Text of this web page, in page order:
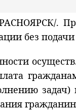
.
без
задач)